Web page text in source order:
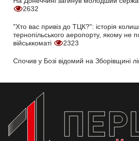
2632
"Хто вас привіз до ТЦК?": історія
тернопільського аеропорту, якому не
військкоматі
2323
Спочив у Бозі відомий на Зборівщині